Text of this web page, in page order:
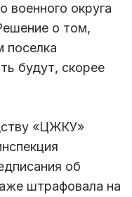
военного округа
о том,
поселка
будут, скорее
«ЦЖКУ»
об
штрафовала на